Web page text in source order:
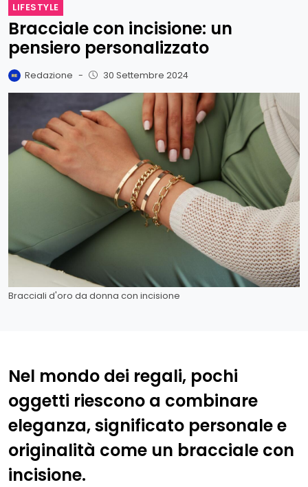
LIFESTYLE
Bracciale con incisione: un
pensiero personalizzato
Redazione - 30 Settembre 2024
Bracciali d'oro da donna con incisione
Nel mondo dei regali, pochi
oggetti riescono a combinare
eleganza, significato personale e
originalità come un bracciale con
incisione.